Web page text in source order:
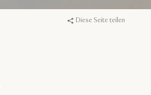
Diese Seite teilen